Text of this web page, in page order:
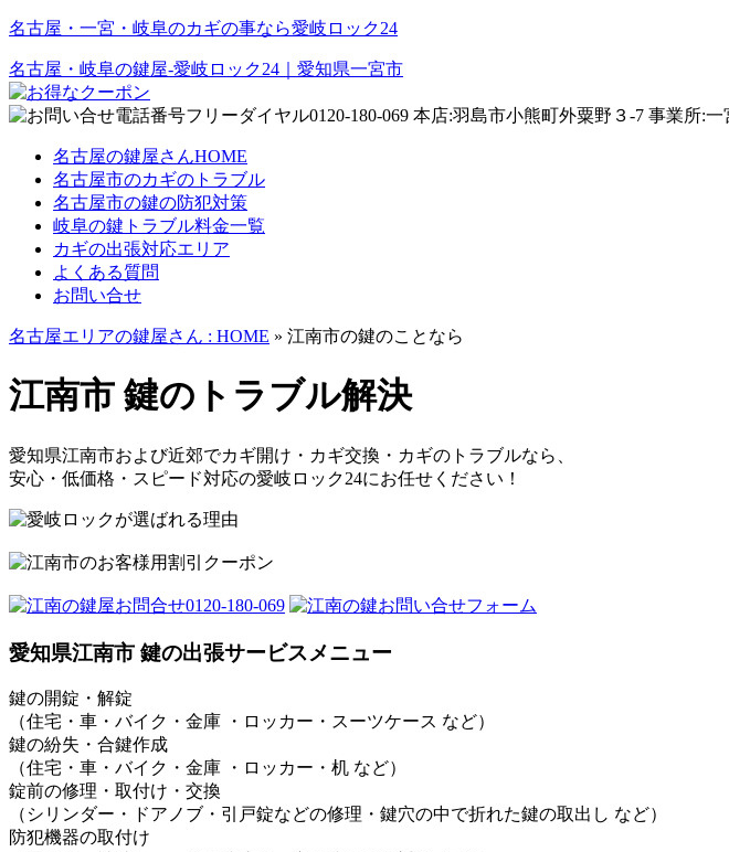
名古屋・一宮・岐阜のカギの事なら愛岐ロック24
名古屋・岐阜の鍵屋‐愛岐ロック24｜愛知県一宮市
名古屋の鍵屋さんHOME
名古屋市のカギのトラブル
名古屋市の鍵の防犯対策
岐阜の鍵トラブル料金一覧
カギの出張対応エリア
よくある質問
お問い合せ
名古屋エリアの鍵屋さん : HOME » 江南市の鍵のことなら
江南市 鍵のトラブル解決
愛知県江南市および近郊でカギ開け・カギ交換・カギのトラブルなら、
安心・低価格・スピード対応の愛岐ロック24にお任せください！
愛知県江南市 鍵の出張サービスメニュー
鍵の開錠・解錠
（住宅・車・バイク・金庫 ・ロッカー・スーツケース など）
鍵の紛失・合鍵作成
（住宅・車・バイク・金庫 ・ロッカー・机 など）
錠前の修理・取付け・交換
（シリンダー・ドアノブ・引戸錠などの修理・鍵穴の中で折れた鍵の取出し など）
防犯機器の取付け